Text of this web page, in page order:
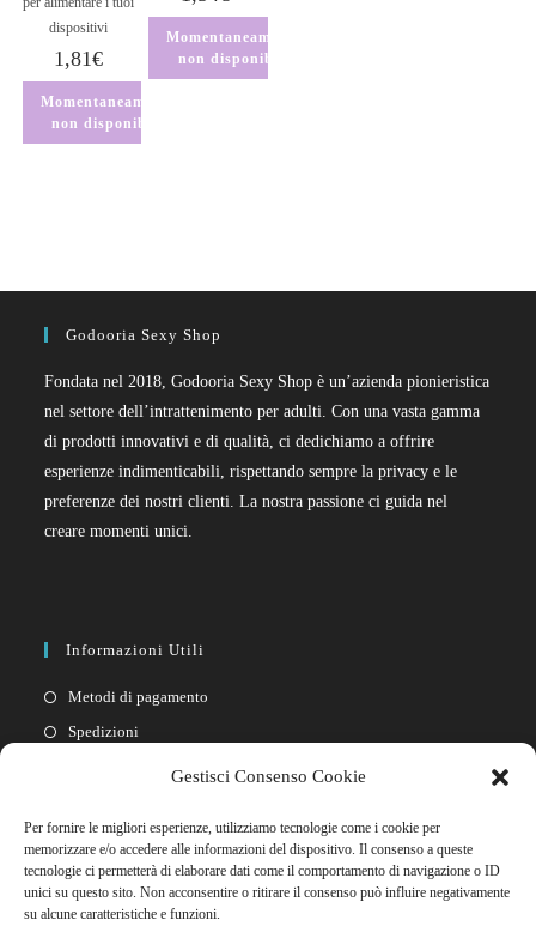
Gestisci Consenso Cookie
Per fornire le migliori esperienze, utilizziamo tecnologie come i cookie per
memorizzare e/o accedere alle informazioni del dispositivo. Il consenso a queste
tecnologie ci permetterà di elaborare dati come il comportamento di navigazione o ID
unici su questo sito. Non acconsentire o ritirare il consenso può influire negativamente
su alcune caratteristiche e funzioni.
dispositivi
1,81€
Momentaneamente
non disponibile
Momentaneamente
non disponibile
Godooria Sexy Shop
Fondata nel 2018, Godooria Sexy Shop è un’azienda pionieristica
nel settore dell’intrattenimento per adulti. Con una vasta gamma
di prodotti innovativi e di qualità, ci dedichiamo a offrire
esperienze indimenticabili, rispettando sempre la privacy e le
preferenze dei nostri clienti. La nostra passione ci guida nel
creare momenti unici.
Informazioni Utili
Metodi di pagamento
Spedizioni
Cookie policy
Link Rapidi